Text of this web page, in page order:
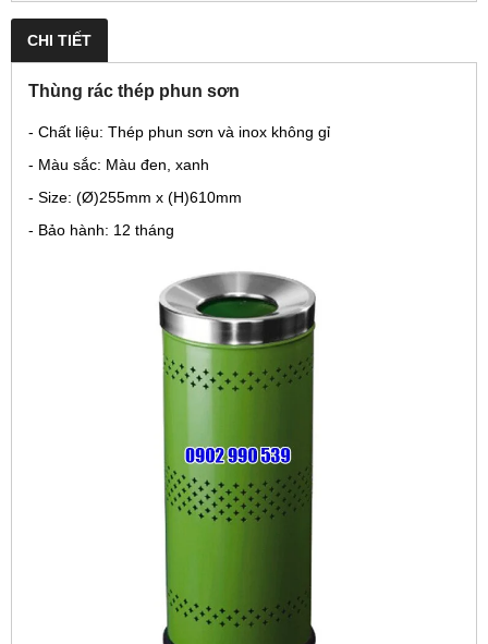
CHI TIẾT
Thùng rác thép phun sơn
- Chất liệu: Thép phun sơn và inox không gỉ
- Màu sắc: Màu đen, xanh
- Size: (Ø)255mm x (H)610mm
- Bảo hành: 12 tháng